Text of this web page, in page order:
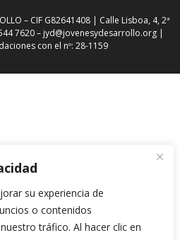
su experiencia de
o contenidos
tráfico. Al hacer clic en
– CIF G82641408 | Calle Lisboa, 4, 2ª
7620 – jyd@jovenesydesarrollo.org |
con el nº: 28-1159